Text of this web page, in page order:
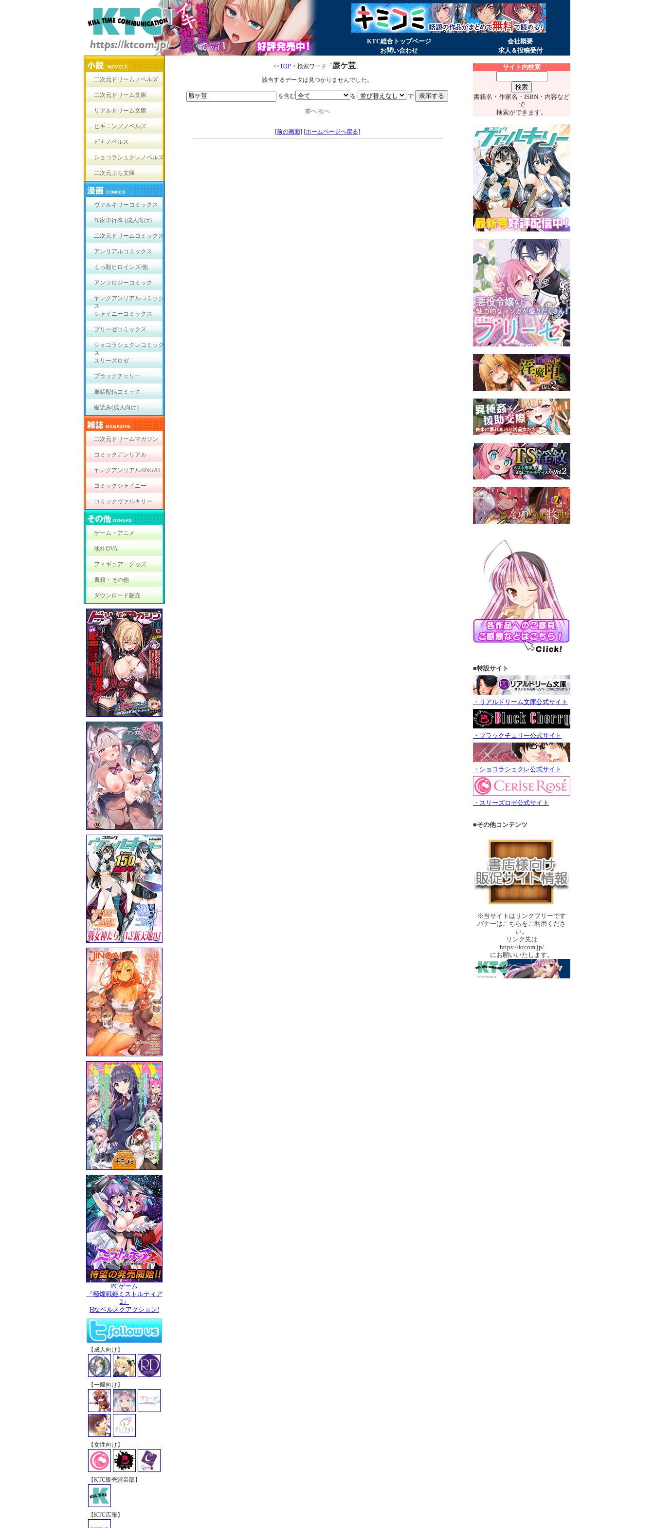
KTC総合トップページ
会社概要
お問い合わせ
求人＆投稿受付
二次元ドリームノベルズ
二次元ドリーム文庫
リアルドリーム文庫
ビギニングノベルズ
ピナノベルス
ショコラシュクレノベルズ
二次元ぷち文庫
ヴァルキリーコミックス
作家単行本 (成人向け)
二次元ドリームコミックス
アンリアルコミックス
くっ殺ヒロインズ/他
アンソロジーコミック
ヤングアンリアルコミック
ス
シャイニーコミックス
ブリーゼコミックス
ショコラシュクレコミック
ス
スリーズロゼ
ブラックチェリー
単話配信コミック
縦読み(成人向け)
二次元ドリームマガジン
コミックアンリアル
ヤングアンリアルJINGAI
コミックシャイニー
コミックヴァルキリー
ゲーム・アニメ
他社OVA
フィギュア・グッズ
書籍・その他
ダウンロード販売
PCゲーム
『極煌戦姫ミストルティア
2』
Hなベルスクアクション!
【成人向け】
【一般向け】
【女性向け】
【KTC販売営業部】
【KTC広報】
>>TOP > 検索ワード「 蜃ケ荳 」
該当するデータは見つかりませんでした。
を含む を で
前へ 次へ
[前の画面] [ホームページへ戻る]
サイト内検索
書籍名・作家名・ISBN・内容など
で
検索ができます。
■特設サイト
・リアルドリーム文庫公式サイト
・ブラックチェリー公式サイト
・ショコラシュクレ公式サイト
・スリーズロゼ公式サイト
■その他コンテンツ
※当サイトはリンクフリーです
バナーはこちらをご利用くださ
い。
リンク先は
https://ktcom.jp/
にお願いいたします。